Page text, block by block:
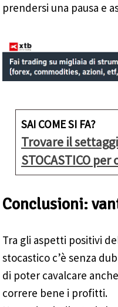
prendersi una pausa e
SAI COME SI FA?
Trovare il
STOCASTICO
Conclusioni:
Tra gli aspetti positivi
stocastico c’è senza
di poter cavalcare
correre bene i profitti.